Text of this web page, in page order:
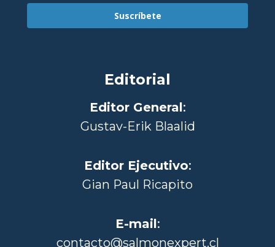
Suscríbete
Editorial
Editor General:
Gustav-Erik Blaalid
Editor Ejecutivo:
Gian Paul Ricapito
E-mail:
contacto@salmonexpert.cl